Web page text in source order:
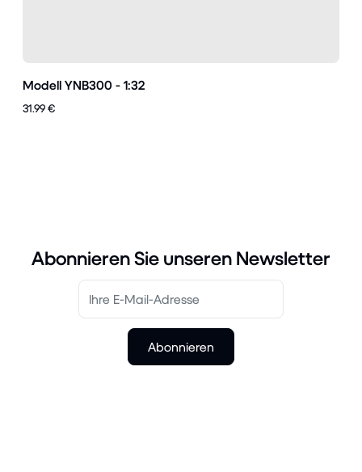
Modell YNB300 - 1:32
31.99 €
Abonnieren Sie unseren Newsletter
Abonnieren